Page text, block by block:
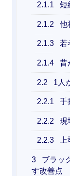
2.1.1 短
2.1.2 他
2.1.3 若
2.1.4 昔
2.2 1人
2.2.1 手
2.2.2 現
2.2.3 上
3
ブラッ
す改善点